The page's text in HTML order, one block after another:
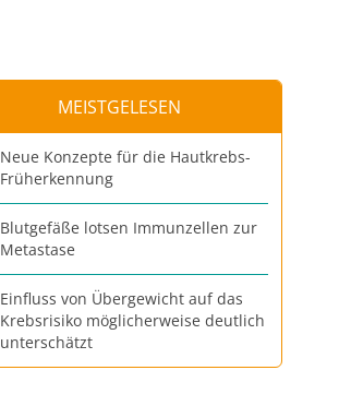
MEISTGELESEN
Neue Konzepte für die Hautkrebs-
Früherkennung
Blutgefäße lotsen Immunzellen zur
Metastase
Einfluss von Übergewicht auf das
Krebsrisiko möglicherweise deutlich
unterschätzt